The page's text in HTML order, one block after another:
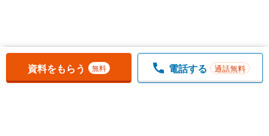
お気に入りに追加しました。 一覧を開く
資料をもらう 無料 電話する 通話無料